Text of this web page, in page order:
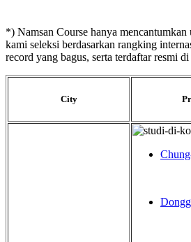
*) Namsan Course hanya mencantumkan
kami seleksi berdasarkan rangking
record yang bagus, serta terdaftar resmi
City